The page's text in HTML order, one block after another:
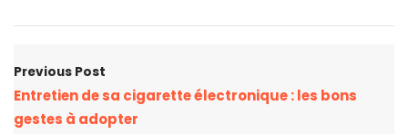
Previous Post
Entretien de sa cigarette électronique : les bons
gestes à adopter